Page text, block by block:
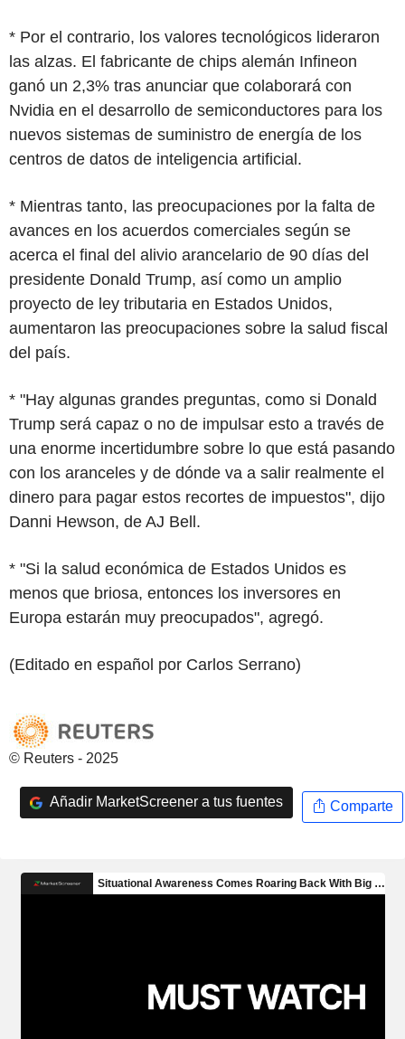
* Por el contrario, los valores tecnológicos lideraron
las alzas. El fabricante de chips alemán Infineon
ganó un 2,3% tras anunciar que colaborará con
Nvidia en el desarrollo de semiconductores para los
nuevos sistemas de suministro de energía de los
centros de datos de inteligencia artificial.
* Mientras tanto, las preocupaciones por la falta de
avances en los acuerdos comerciales según se
acerca el final del alivio arancelario de 90 días del
presidente Donald Trump, así como un amplio
proyecto de ley tributaria en Estados Unidos,
aumentaron las preocupaciones sobre la salud fiscal
del país.
* "Hay algunas grandes preguntas, como si Donald
Trump será capaz o no de impulsar esto a través de
una enorme incertidumbre sobre lo que está pasando
con los aranceles y de dónde va a salir realmente el
dinero para pagar estos recortes de impuestos", dijo
Danni Hewson, de AJ Bell.
* "Si la salud económica de Estados Unidos es
menos que briosa, entonces los inversores en
Europa estarán muy preocupados", agregó.
(Editado en español por Carlos Serrano)
© Reuters - 2025
Añadir MarketScreener a tus fuentes Comparte